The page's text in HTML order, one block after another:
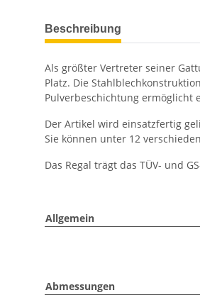
weitere Registerkarten anzeigen
Beschreibung
Als größter Vertreter seiner
Platz. Die
Pulverbeschichtung ermöglicht
Der Artikel wird einsatzfertig
Sie können unter 12
Das Regal trägt das TÜV- und
Allgemein
Abmessungen